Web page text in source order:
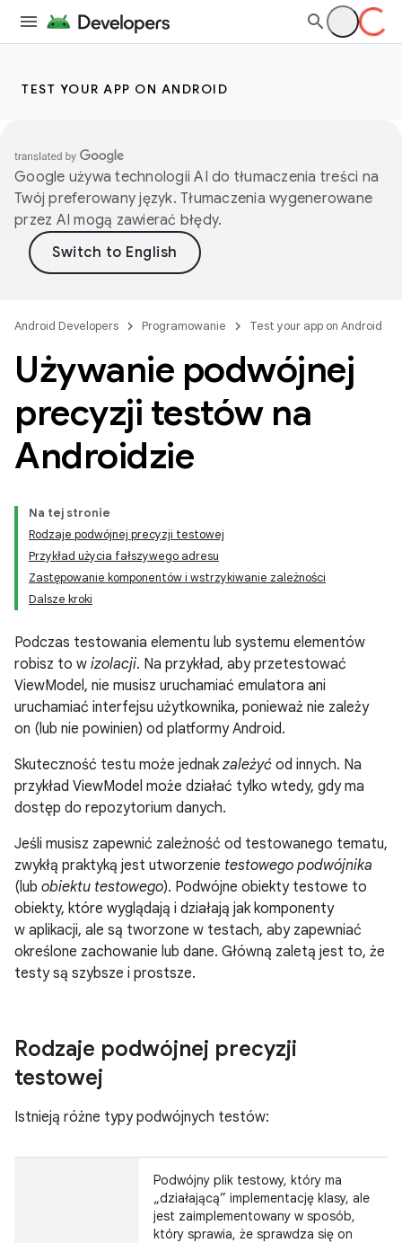
TEST YOUR APP ON ANDROID
Google używa technologii AI do tłumaczenia treści na
Twój preferowany język. Tłumaczenia wygenerowane
przez AI mogą zawierać błędy.
Android Developers Programowanie Test your app on Android
Używanie podwójnej
precyzji testów na
Androidzie
Na tej stronie
Rodzaje podwójnej precyzji testowej
Przykład użycia fałszywego adresu
Zastępowanie komponentów i wstrzykiwanie zależności
Dalsze kroki
Podczas testowania elementu lub systemu elementów
robisz to w izolacji. Na przykład, aby przetestować
ViewModel, nie musisz uruchamiać emulatora ani
uruchamiać interfejsu użytkownika, ponieważ nie zależy
on (lub nie powinien) od platformy Android.
Skuteczność testu może jednak zależyć od innych. Na
przykład ViewModel może działać tylko wtedy, gdy ma
dostęp do repozytorium danych.
Jeśli musisz zapewnić zależność od testowanego tematu,
zwykłą praktyką jest utworzenie testowego podwójnika
(lub obiektu testowego). Podwójne obiekty testowe to
obiekty, które wyglądają i działają jak komponenty
w aplikacji, ale są tworzone w testach, aby zapewniać
określone zachowanie lub dane. Główną zaletą jest to, że
testy są szybsze i prostsze.
Rodzaje podwójnej precyzji
testowej
Istnieją różne typy podwójnych testów:
Podwójny plik testowy, który ma
„działającą” implementację klasy, ale
jest zaimplementowany w sposób,
który sprawia, że sprawdza się on